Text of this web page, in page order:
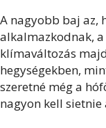
A nagyobb baj az,
alkalmazkodnak,
klímaváltozás
hegységekben,
szeretné még a
nagyon kell sietnie